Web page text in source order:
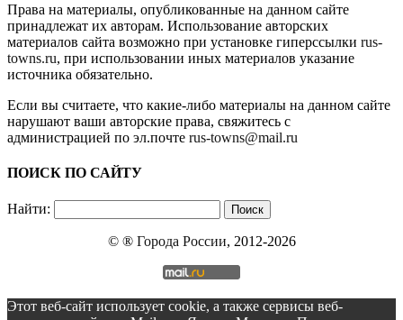
Права на материалы, опубликованные на данном сайте
принадлежат их авторам. Использование авторских
материалов сайта возможно при установке гиперссылки rus-
towns.ru, при использовании иных материалов указание
источника обязательно.
Если вы считаете, что какие-либо материалы на данном сайте
нарушают ваши авторские права, свяжитесь с
администрацией по эл.почте rus-towns@mail.ru
ПОИСК ПО САЙТУ
Найти:
© ® Города России, 2012-2026
Этот веб-сайт использует cookie, а также сервисы веб-